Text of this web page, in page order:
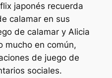
japonés recuerda
calamaren sus
de calamary Alicia
mucho en común,
de juego de
sociales.